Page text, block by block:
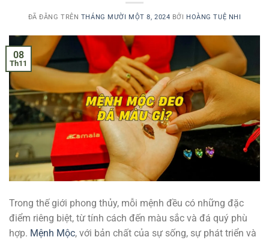
ĐÃ ĐĂNG TRÊN THÁNG MƯỜI MỘT 8, 2024 BỞI HOÀNG TUỆ NHI
08
Th11
Trong thế giới phong thủy, mỗi mệnh đều có những đặc
điểm riêng biệt, từ tính cách đến màu sắc và đá quý phù
hợp. Mệnh Mộc, với bản chất của sự sống, sự phát triển và